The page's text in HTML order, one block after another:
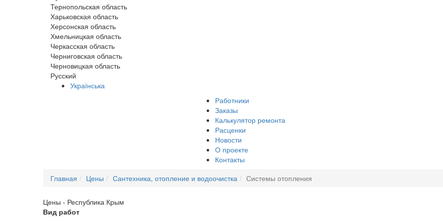
Тернопольская область
Харьковская область
Херсонская область
Хмельницкая область
Черкасская область
Черниговская область
Черновицкая область
Русский
Українська
Работники
Заказы
Калькулятор ремонта
Расценки
Новости
О проекте
Контакты
Главная
Цены Сантехника, отопление и водоочистка Системы отопления
Цены - Республика Крым
Вид работ